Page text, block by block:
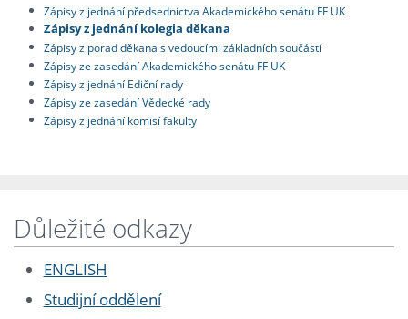
Zápisy z jednání předsednictva Akademického senátu FF UK
Zápisy z jednání kolegia děkana
Zápisy z porad děkana s vedoucími základních součástí
Zápisy ze zasedání Akademického senátu FF UK
Zápisy z jednání Ediční rady
Zápisy ze zasedání Vědecké rady
Zápisy z jednání komisí fakulty
Důležité odkazy
ENGLISH
Studijní oddělení